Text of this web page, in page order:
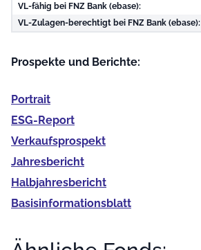
VL-fähig bei FNZ Bank (ebase):
VL-Zulagen-berechtigt bei FNZ Bank (ebase):
Prospekte und Berichte:
Portrait
ESG-Report
Verkaufs­prospekt
Jahres­bericht
Halb­jahres­bericht
Basis­informationsblatt